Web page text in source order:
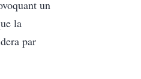
un
la
par